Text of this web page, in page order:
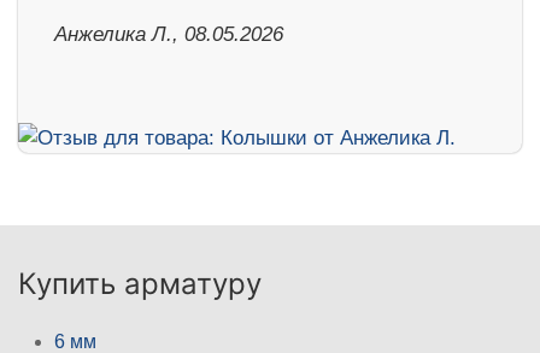
Анжелика Л., 08.05.2026
Купить арматуру
6 мм